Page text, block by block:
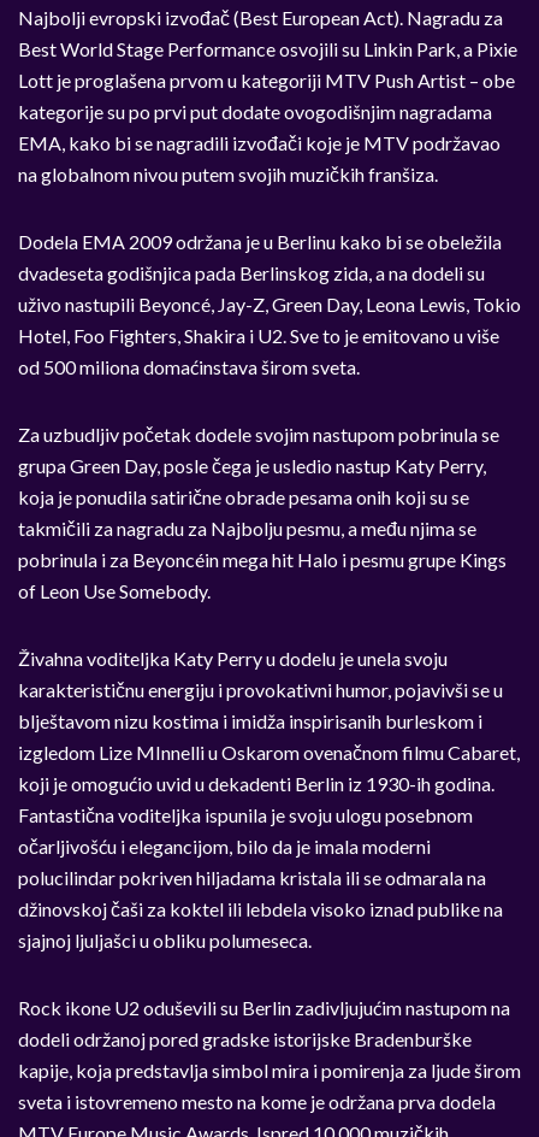
Najbolji evropski izvođač (Best European Act). Nagradu za
Best World Stage Performance osvojili su Linkin Park, a Pixie
Lott je proglašena prvom u kategoriji MTV Push Artist – obe
kategorije su po prvi put dodate ovogodišnjim nagradama
EMA, kako bi se nagradili izvođači koje je MTV podržavao
na globalnom nivou putem svojih muzičkih franšiza.
Dodela EMA 2009 održana je u Berlinu kako bi se obeležila
dvadeseta godišnjica pada Berlinskog zida, a na dodeli su
uživo nastupili Beyoncé, Jay-Z, Green Day, Leona Lewis, Tokio
Hotel, Foo Fighters, Shakira i U2. Sve to je emitovano u više
od 500 miliona domaćinstava širom sveta.
Za uzbudljiv početak dodele svojim nastupom pobrinula se
grupa Green Day, posle čega je usledio nastup Katy Perry,
koja je ponudila satirične obrade pesama onih koji su se
takmičili za nagradu za Najbolju pesmu, a među njima se
pobrinula i za Beyoncéin mega hit Halo i pesmu grupe Kings
of Leon Use Somebody.
Živahna voditeljka Katy Perry u dodelu je unela svoju
karakterističnu energiju i provokativni humor, pojavivši se u
blještavom nizu kostima i imidža inspirisanih burleskom i
izgledom Lize MInnelli u Oskarom ovenačnom filmu Cabaret,
koji je omogućio uvid u dekadenti Berlin iz 1930-ih godina.
Fantastična voditeljka ispunila je svoju ulogu posebnom
očarljivošću i elegancijom, bilo da je imala moderni
polucilindar pokriven hiljadama kristala ili se odmarala na
džinovskoj čaši za koktel ili lebdela visoko iznad publike na
sjajnoj ljuljašci u obliku polumeseca.
Rock ikone U2 oduševili su Berlin zadivljujućim nastupom na
dodeli održanoj pored gradske istorijske Bradenburške
kapije, koja predstavlja simbol mira i pomirenja za ljude širom
sveta i istovremeno mesto na kome je održana prva dodela